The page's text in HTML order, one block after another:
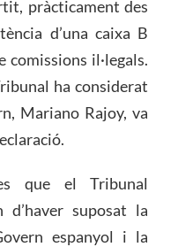
pràcticament des
d’una caixa B
il·legals.
ha considerat
Mariano Rajoy, va
que el Tribunal
d’haver suposat la
espanyol i la